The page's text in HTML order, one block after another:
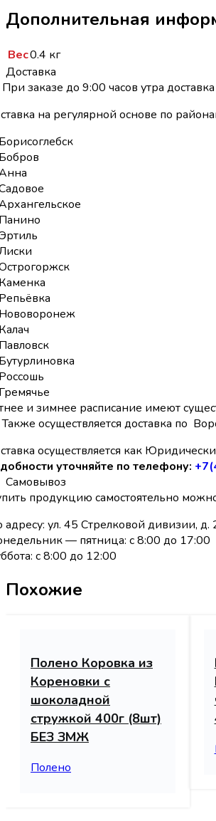
Дополнительная
Вес0.4 кг
Доставка
При заказе до 9:00 часов утра
на регулярной основе по
и зимнее расписание имеют
Также осуществляется доставка по
осуществляется как
уточняйте по телефону:
Самовывоз
продукцию самостоятельно
адресу: ул. 45 Стрелковой дивизии, д.
— пятница: с 8:00 до 17:00
с 8:00 до 12:00
Похожие
Полено Коровка из
Кореновки c
шоколадной
стружкой 400г (8шт)
БЕЗ ЗМЖ
Полено